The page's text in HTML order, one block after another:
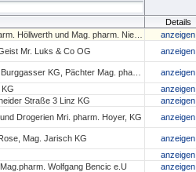
Details
anzeigen
Mr. Luks & Co OG
anzeigen
anzeigen
anzeigen
Straße 3 Linz KG
anzeigen
Drogerien Mri. pharm. Hoyer, KG
anzeigen
Mag. Jarisch KG
anzeigen
anzeigen
Wolfgang Bencic e.U
anzeigen